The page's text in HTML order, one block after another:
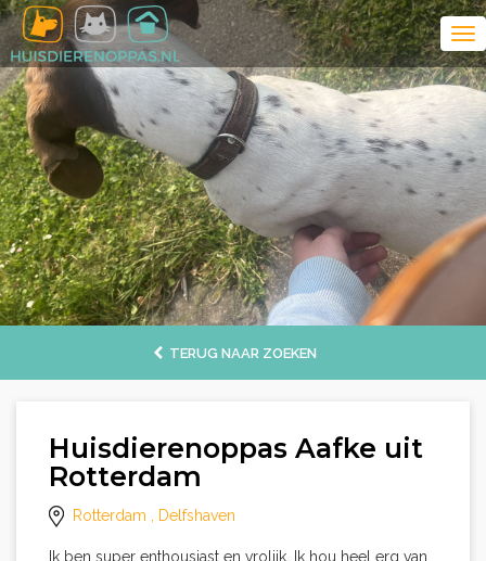
TERUG NAAR ZOEKEN
Huisdierenoppas Aafke uit
Rotterdam
Rotterdam , Delfshaven
Ik ben super enthousiast en vrolijk. Ik hou heel erg van